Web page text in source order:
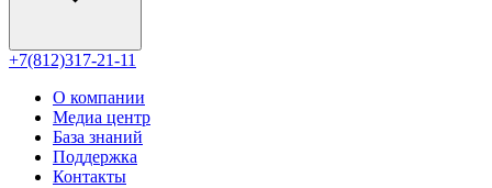
+7(812)317-21-11
О компании
Медиа центр
База знаний
Поддержка
Контакты